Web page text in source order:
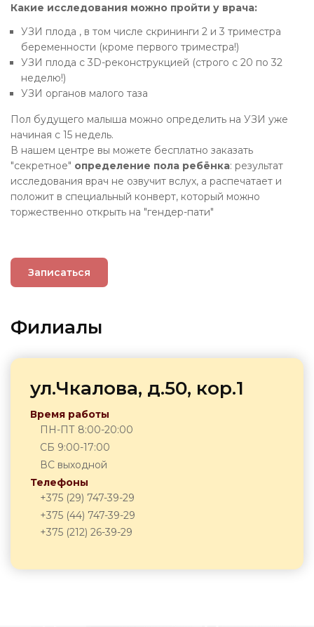
Какие исследования можно пройти у врача:
УЗИ плода , в том числе скрининги 2 и 3 триместра
беременности (кроме первого триместра!)
УЗИ плода с 3D-реконструкцией (строго с 20 по 32
неделю!)
УЗИ органов малого таза
Пол будущего малыша можно определить на УЗИ уже
начиная с 15 недель.
В нашем центре вы можете бесплатно заказать
"секретное" определение пола ребёнка: результат
исследования врач не озвучит вслух, а распечатает и
положит в специальный конверт, который можно
торжественно открыть на "гендер-пати"
Записаться
Филиалы
ул.Чкалова, д.50, кор.1
Время работы
ПН-ПТ 8:00-20:00
СБ 9:00-17:00
ВС выходной
Телефоны
+375 (29) 747-39-29
+375 (44) 747-39-29
+375 (212) 26-39-29